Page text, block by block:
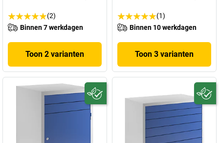
(2)
Binnen 7 werkdagen
Toon 2 varianten
(1)
Binnen 10 werkdagen
Toon 3 varianten